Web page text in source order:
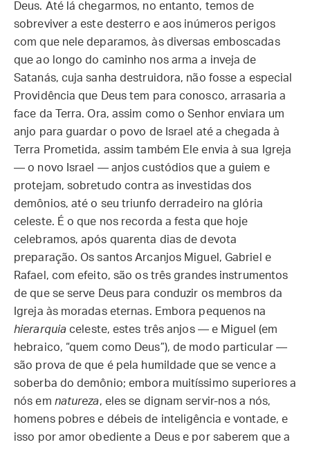
Deus. Até lá chegarmos, no entanto, temos de
sobreviver a este desterro e aos inúmeros perigos
com que nele deparamos, às diversas emboscadas
que ao longo do caminho nos arma a inveja de
Satanás, cuja sanha destruidora, não fosse a especial
Providência que Deus tem para conosco, arrasaria a
face da Terra. Ora, assim como o Senhor enviara um
anjo para guardar o povo de Israel até a chegada à
Terra Prometida, assim também Ele envia à sua Igreja
— o novo Israel — anjos custódios que a guiem e
protejam, sobretudo contra as investidas dos
demônios, até o seu triunfo derradeiro na glória
celeste. É o que nos recorda a festa que hoje
celebramos, após quarenta dias de devota
preparação. Os santos Arcanjos Miguel, Gabriel e
Rafael, com efeito, são os três grandes instrumentos
de que se serve Deus para conduzir os membros da
Igreja às moradas eternas. Embora pequenos na
hierarquia celeste, estes três anjos — e Miguel (em
hebraico, “quem como Deus”), de modo particular —
são prova de que é pela humildade que se vence a
soberba do demônio; embora muitíssimo superiores a
nós em natureza, eles se dignam servir-nos a nós,
homens pobres e débeis de inteligência e vontade, e
isso por amor obediente a Deus e por saberem que a